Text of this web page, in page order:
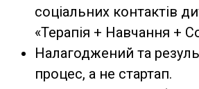
соціальних контактів
«Терапія + Навчання +
Налагоджений та
процес, а не стартап.